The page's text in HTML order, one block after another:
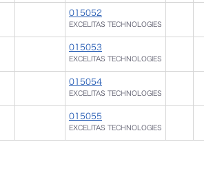
015052
EXCELITAS TECHNOLOGIES
015053
EXCELITAS TECHNOLOGIES
015054
EXCELITAS TECHNOLOGIES
015055
EXCELITAS TECHNOLOGIES